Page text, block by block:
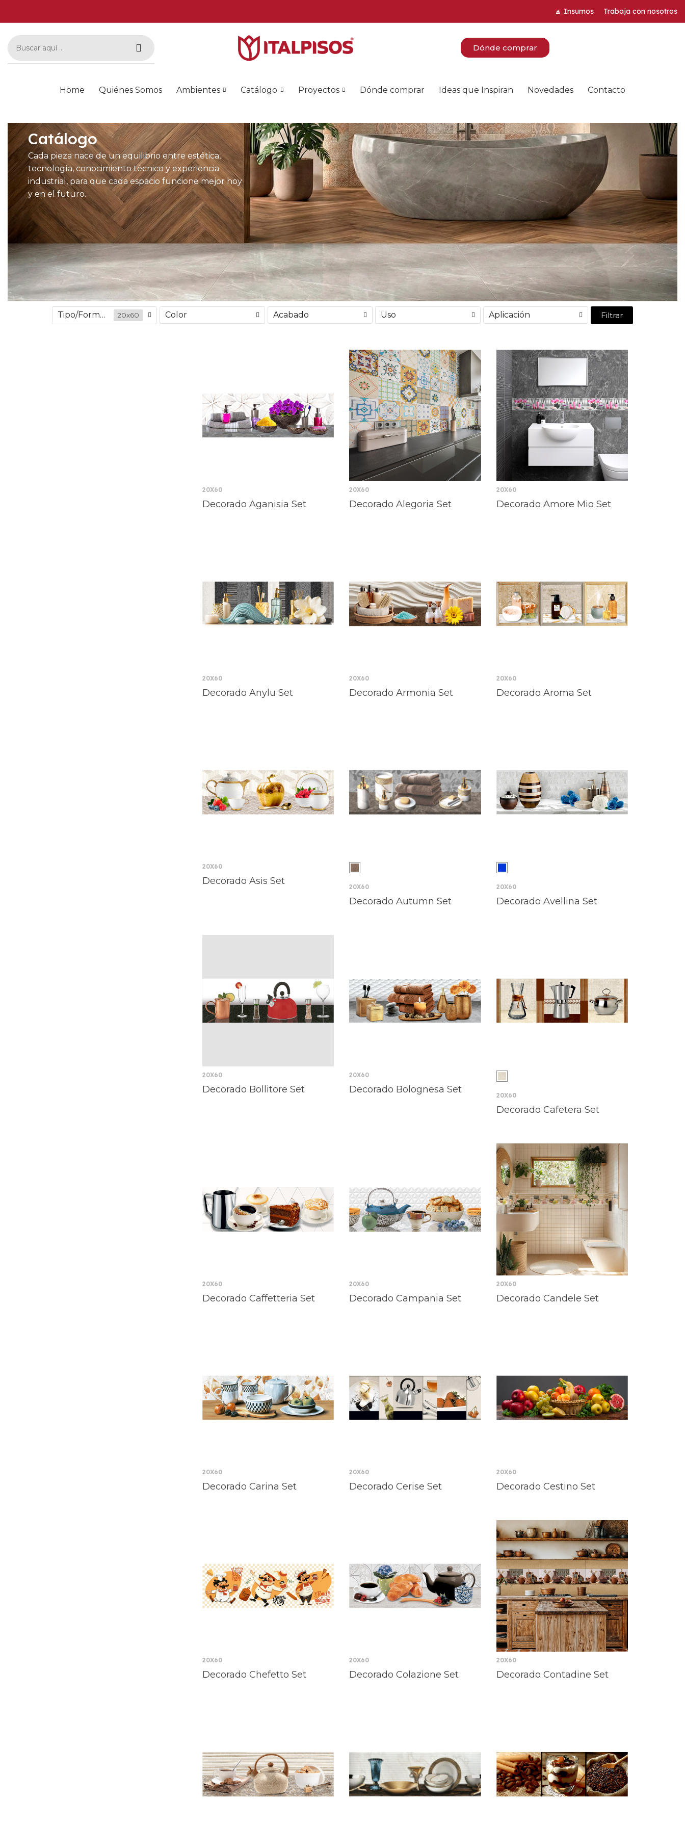
Insumos Trabaja con nosotros
Dónde comprar
Home Quiénes Somos Ambientes Catálogo Proyectos Dónde comprar Ideas que Inspiran Novedades Contacto
Catálogo
Cada pieza nace de un equilibrio entre estética,
tecnología, conocimiento técnico y experiencia
industrial, para que cada espacio funcione mejor hoy
y en el futuro.
Tipo/Formato 20x60 Color Acabado Uso Aplicación Filtrar
20X60
Decorado Aganisia Set
20X60
Decorado Alegoria Set
20X60
Decorado Amore Mio Set
20X60
Decorado Anylu Set
20X60
Decorado Armonia Set
20X60
Decorado Aroma Set
20X60
Decorado Asis Set
20X60
Decorado Autumn Set
20X60
Decorado Avellina Set
20X60
Decorado Bollitore Set
20X60
Decorado Bolognesa Set
20X60
Decorado Cafetera Set
20X60
Decorado Caffetteria Set
20X60
Decorado Campania Set
20X60
Decorado Candele Set
20X60
Decorado Carina Set
20X60
Decorado Cerise Set
20X60
Decorado Cestino Set
20X60
Decorado Chefetto Set
20X60
Decorado Colazione Set
20X60
Decorado Contadine Set